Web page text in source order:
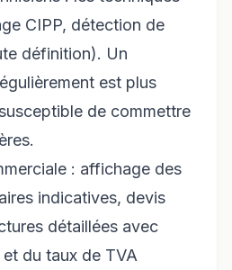
CIPP, détection de
définition). Un
est plus
de commettre
: affichage des
indicatives, devis
détaillées avec
du taux de TVA